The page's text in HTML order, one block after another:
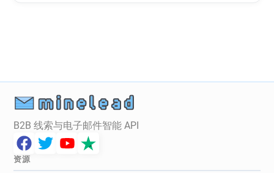
B2B 线索与电子邮件智能 API
资源